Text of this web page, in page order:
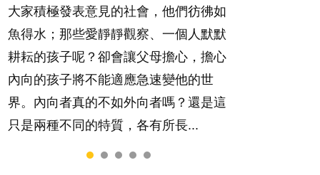
大家積極發表意見的社會，他們彷彿如
魚得水；那些愛靜靜觀察、一個人默默
耕耘的孩子呢？卻會讓父母擔心，擔心
內向的孩子將不能適應急速變他的世
界。內向者真的不如外向者嗎？還是這
只是兩種不同的特質，各有所長...
淆，到底誰是誰非？聽聽專家怎樣說，
解開語言學習的迷思～...
發現事情不如你所料？ 經營婚姻，不
如我們想像的簡單，卻也不是大家說得
那麼難。一起來認識婚姻的真相！...
條。這樣的孩子是萬中無一，還是魚與
熊掌，不能兼得？...
測驗，還要陪玩製造親子時間，尚要處
理家中雜項要務……當父母的，有千百
個任務要做。可惜，有一樣重要至極
的，總被遺漏——關注自己的情緒和心
理健康。...